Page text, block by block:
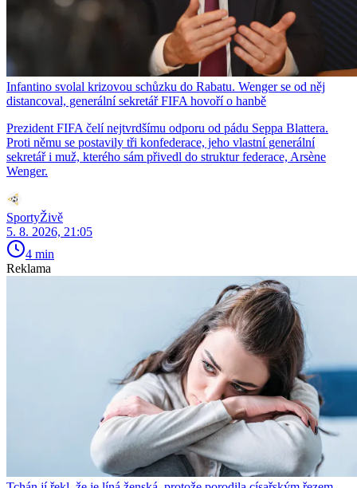
Infantino svolal krizovou schůzku do Rabatu. Wenger se od něj
distancoval, generální sekretář FIFA hovoří o hanbě
Prezident FIFA čelí nejtvrdšímu odporu od pádu Seppa Blattera.
Proti němu se postavily tři konfederace, jeho vlastní generální
sekretář i muž, kterého sám přivedl do struktur federace, Arsène
Wenger.
SportyŽivě
5. 8. 2026, 21:05
4 min
Reklama